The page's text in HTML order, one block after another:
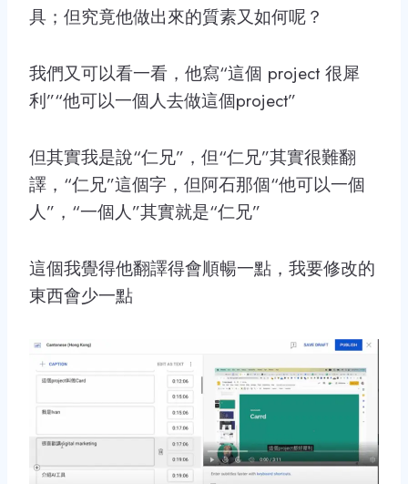
具；但究竟他做出來的質素又如何呢？
我們又可以看一看，他寫“這個 project 很犀
利”“他可以一個人去做這個project”
但其實我是說“仁兄”，但“仁兄”其實很難翻
譯，“仁兄”這個字，但阿石那個“他可以一個
人”，“一個人”其實就是“仁兄”
這個我覺得他翻譯得會順暢一點，我要修改的
東西會少一點